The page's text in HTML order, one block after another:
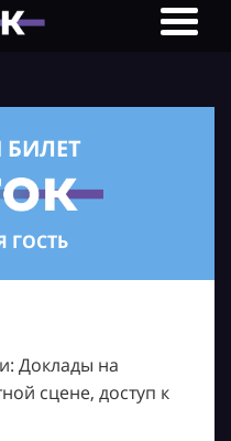
ГОСТЬ
Доклады на
сцене, доступ к